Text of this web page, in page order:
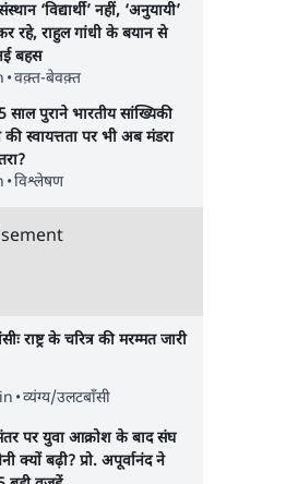
‘विद्यार्थी’ नहीं, ‘अनुयायी’
रहे, राहुल गांधी के बयान से
बहस
•वक़्त-बेवक़्त
साल पुराने भारतीय सांख्यिकी
स्वायत्तता पर भी अब मंडरा
•विश्लेषण
राष्ट्र के चरित्र की मरम्मत जारी
•व्यंग्य/उलटबाँसी
पर युवा आक्रोश के बाद संघ
क्यों बढ़ी? प्रो. अपूर्वानंद ने